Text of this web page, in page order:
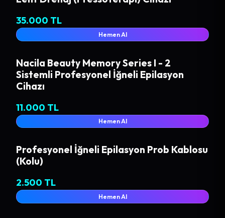
35.000 TL
Hemen Al
Nacila Beauty Memory Series I - 2
Sistemli Profesyonel İğneli Epilasyon
Cihazı
11.000 TL
Hemen Al
Profesyonel İğneli Epilasyon Prob Kablosu
(Kolu)
2.500 TL
Hemen Al